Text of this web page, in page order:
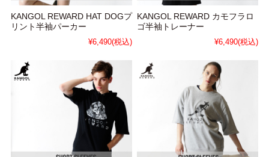
KANGOL REWARD HAT DOGプ
リント半袖パーカー
¥6,490(税込)
KANGOL REWARD カモフラロ
ゴ半袖トレーナー
¥6,490(税込)